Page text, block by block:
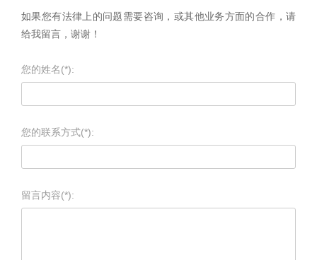
如果您有法律上的问题需要咨询，或其他业务方面的合作，请
给我留言，谢谢！
您的姓名(*):
您的联系方式(*):
留言内容(*):